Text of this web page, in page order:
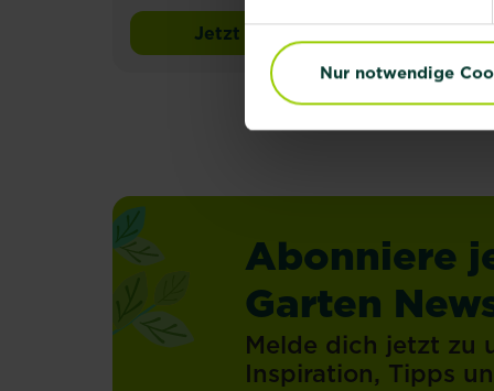
Nur notwendige
Jetzt kaufenSUBSTRAL® Naturen® 6
Abonniere
Garten
Melde dich jetzt zu
Inspiration, Tipps